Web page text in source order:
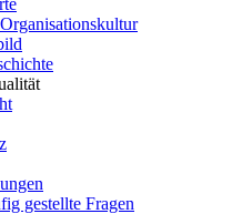
gestellte Fragen